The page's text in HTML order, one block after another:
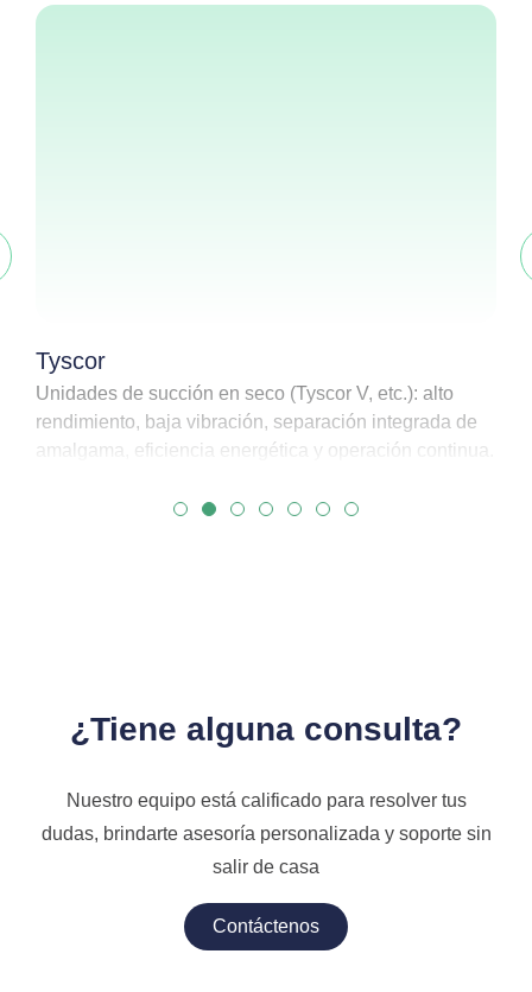
Tyscor
Unidades de succión en seco (Tyscor V, etc.): alto
rendimiento, baja vibración, separación integrada de
amalgama, eficiencia energética y operación continua.
3 4 5 6 7
¿Tiene alguna consulta?
Nuestro equipo está calificado para resolver tus
dudas, brindarte asesoría personalizada y soporte sin
salir de casa
Contáctenos